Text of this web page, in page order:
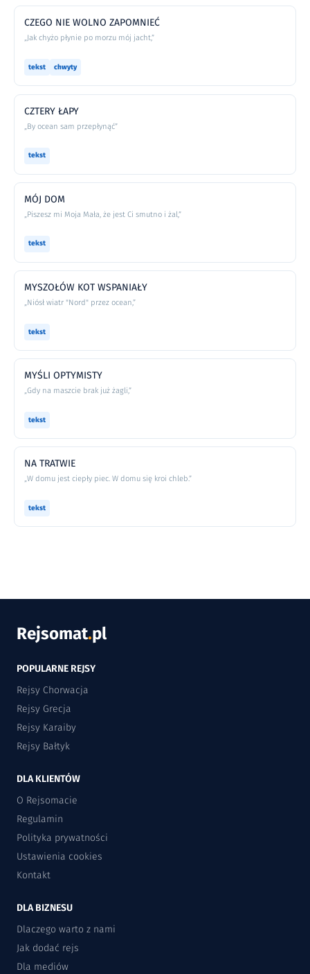
CZEGO NIE WOLNO ZAPOMNIEĆ
„Jak chyżo płynie po morzu mój jacht,”
tekst chwyty
CZTERY ŁAPY
„By ocean sam przepłynąć”
tekst
MÓJ DOM
„Piszesz mi Moja Mała, że jest Ci smutno i żal,”
tekst
MYSZOŁÓW KOT WSPANIAŁY
„Niósł wiatr "Nord" przez ocean,”
tekst
MYŚLI OPTYMISTY
„Gdy na maszcie brak już żagli,”
tekst
NA TRATWIE
„W domu jest ciepły piec. W domu się kroi chleb.”
tekst
Rejsomat.pl
POPULARNE REJSY
Rejsy Chorwacja
Rejsy Grecja
Rejsy Karaiby
Rejsy Bałtyk
DLA KLIENTÓW
O Rejsomacie
Regulamin
Polityka prywatności
Ustawienia cookies
Kontakt
DLA BIZNESU
Dlaczego warto z nami
Jak dodać rejs
Dla mediów